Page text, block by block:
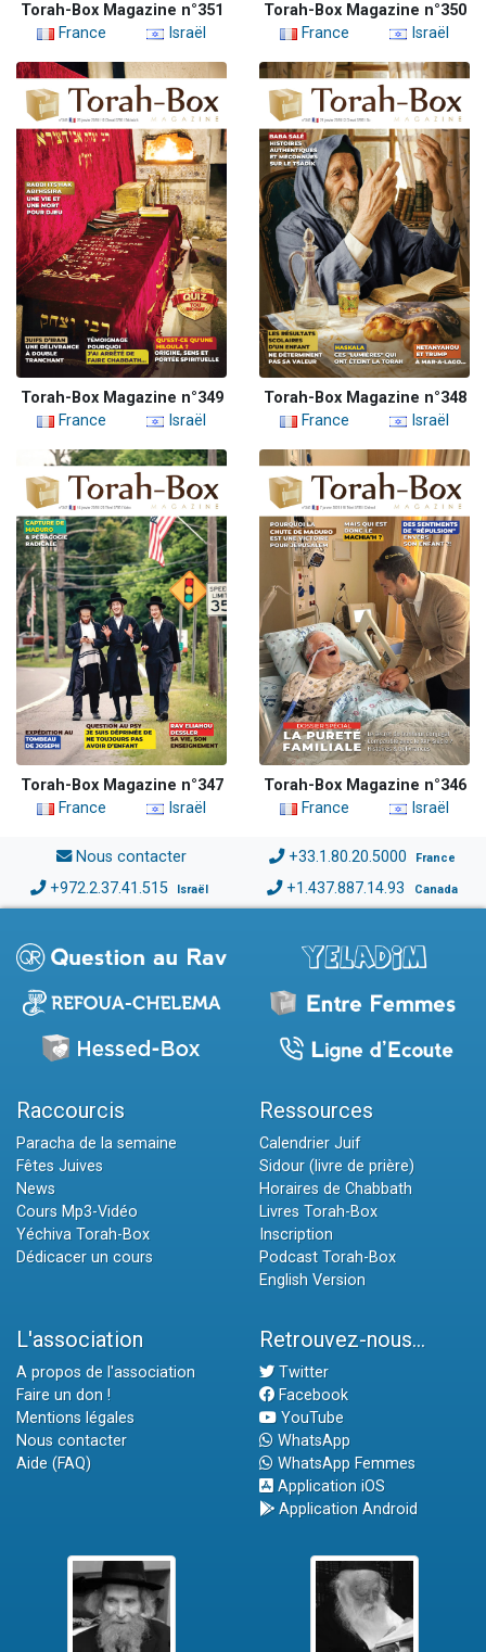
Torah-Box Magazine n°351
France
Israël
Torah-Box Magazine n°350
France
Israël
Torah-Box Magazine n°349
France
Israël
Torah-Box Magazine n°348
France
Israël
Torah-Box Magazine n°347
France
Israël
Torah-Box Magazine n°346
France
Israël
Nous contacter +33.1.80.20.5000 France
+972.2.37.41.515 Israël +1.437.887.14.93 Canada
Raccourcis
Paracha de la semaine
Fêtes Juives
News
Cours Mp3-Vidéo
Yéchiva Torah-Box
Dédicacer un cours
Ressources
Calendrier Juif
Sidour (livre de prière)
Horaires de Chabbath
Livres Torah-Box
Inscription
Podcast Torah-Box
English Version
L'association
A propos de l'association
Faire un don !
Mentions légales
Nous contacter
Aide (FAQ)
Retrouvez-nous...
Twitter
Facebook
YouTube
WhatsApp
WhatsApp Femmes
Application iOS
Application Android